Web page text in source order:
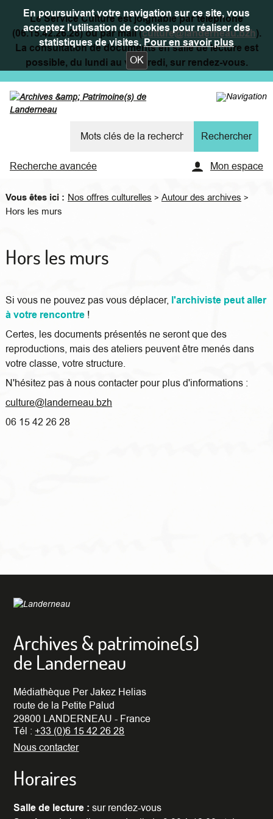
En poursuivant votre navigation sur ce site, vous
acceptez l'utilisation de cookies pour réaliser des
statistiques de visites.Pour en savoir plus
OK
Le Service Culture est joignable par téléphone
(06.15.42.26.28) ou par mail (culture@landerneau.bzh).
La consultation de documents en salle de lecture est
possible, du lundi au vendredi, sur rendez-vous.
Recherche avancée Mon espace
Vous êtes ici : Nos offres culturelles > Autour des archives >
Hors les murs
Hors les murs
Si vous ne pouvez pas vous déplacer, l'archiviste peut aller
à votre rencontre!
Certes, les documents présentés ne seront que des
reproductions, mais des ateliers peuvent être menés dans
votre classe, votre structure.
N'hésitez pas à nous contacter pour plus d'informations :
culture@landerneau.bzh
06 15 42 26 28
Archives & patrimoine(s)
de Landerneau
Médiathèque Per Jakez Helias
route de la Petite Palud
29800 LANDERNEAU - France
Tél :+33 (0)6 15 42 26 28
Nous contacter
Horaires
Salle de lecture : sur rendez-vous